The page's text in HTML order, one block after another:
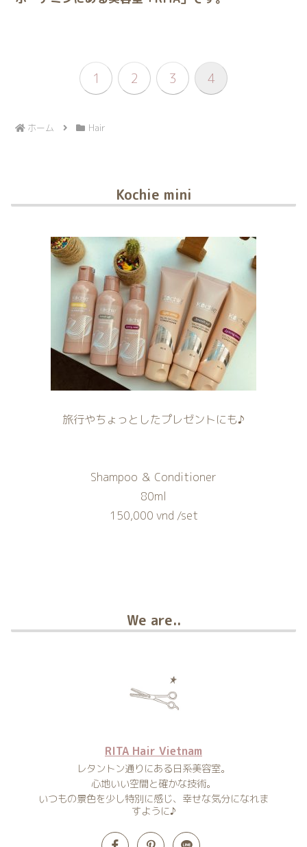
1 2 3 4
ホーム Hair
Kochie mini
旅行やちょっとしたプレゼントにも♪
Shampoo ＆ Conditioner
80ml
150,000 vnd /set
We are..
RITA Hair Vietnam
レタントン通りにある日系美容室。
心地いい空間と確かな技術。
いつもの景色を少し特別に感じ、幸せな気分になれま
すように♪